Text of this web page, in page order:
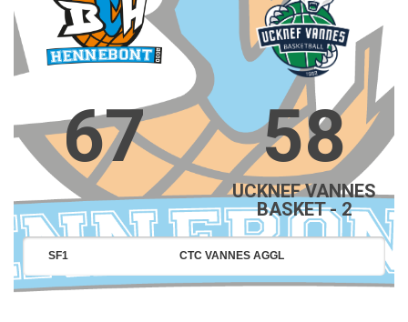
67 58
UCKNEF VANNES
BASKET - 2
SF1 CTC VANNES AGGL